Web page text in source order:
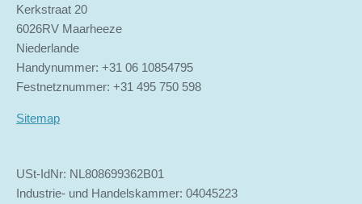
Kerkstraat 20
6026RV Maarheeze
Niederlande
Handynummer: +31 06 10854795
Festnetznummer: +31 495 750 598
Sitemap
USt-IdNr: NL808699362B01
Industrie- und Handelskammer: 04045223